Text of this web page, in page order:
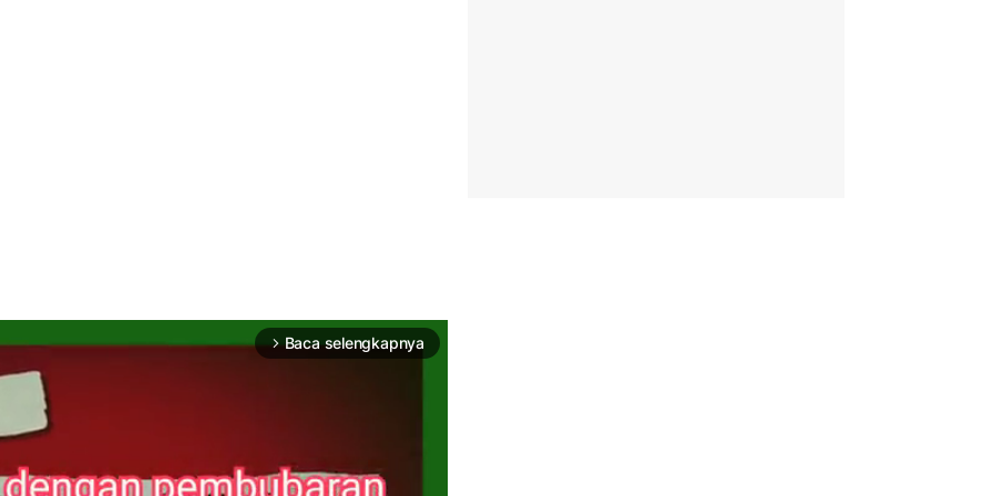
arrow_forward_ios Baca selengkapnya